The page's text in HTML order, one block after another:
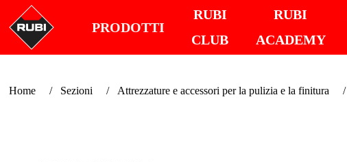
PRODOTTI
RUBI
CLUB
RUBI
ACADEMY
Home Sezioni Attrezzature e accessori per la pulizia e la finitura